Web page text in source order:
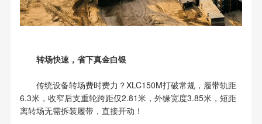
转场快速，省下真金白银
传统设备转场费时费力？XLC150M打破常规，履带轨距
6.3米，收窄后支重轮跨距仅2.81米，外缘宽度3.85米，短距
离转场无需拆装履带，直接开动！